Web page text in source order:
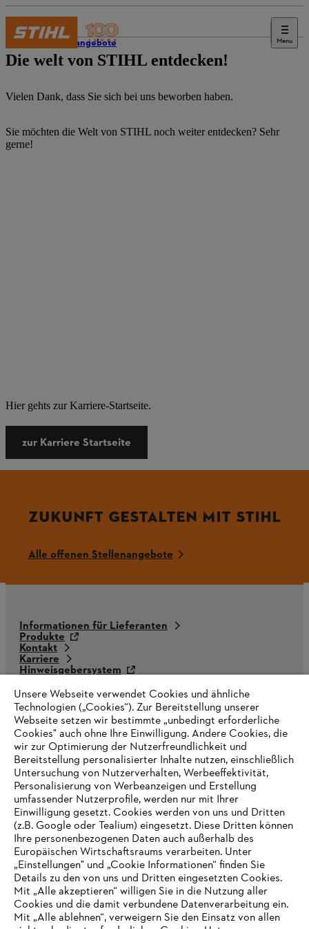
Menu
Stellenangebote
Die welt von STIHL entdecken!
Vielen Dank, dass Sie sich bei uns beworben haben.
Sie möchten die Welt von STIHL noch weiter entdecken? Sehr
gerne!
Hier gehts zur Karriere-Startseite.
zur Karriere Startseite
ZUKUNFT GESTALTEN MIT STIHL
Alle offenen Stellenangebote
Informationen für Lieferanten
Produkte
Kontakt
Karriere
Hinweisgebersystem
AUSZEICHNUNGEN
Unsere Webseite verwendet Cookies und ähnliche
Technologien („Cookies“). Zur Bereitstellung unserer
Webseite setzen wir bestimmte „unbedingt erforderliche
Cookies" auch ohne Ihre Einwilligung. Andere Cookies, die
wir zur Optimierung der Nutzerfreundlichkeit und
Bereitstellung personalisierter Inhalte nutzen, einschließlich
Untersuchung von Nutzerverhalten, Werbeeffektivität,
Personalisierung von Werbeanzeigen und Erstellung
umfassender Nutzerprofile, werden nur mit Ihrer
Einwilligung gesetzt. Cookies werden von uns und Dritten
(z.B. Google oder Tealium) eingesetzt. Diese Dritten können
Ihre personenbezogenen Daten auch außerhalb des
Europäischen Wirtschaftsraums verarbeiten. Unter
„Einstellungen" und „Cookie Informationen“ finden Sie
Details zu den von uns und Dritten eingesetzten Cookies.
Mit „Alle akzeptieren“ willigen Sie in die Nutzung aller
Cookies und die damit verbundene Datenverarbeitung ein.
Mit „Alle ablehnen“, verweigern Sie den Einsatz von allen